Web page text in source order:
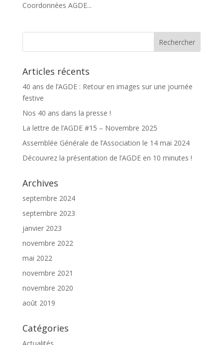
Coordonnées AGDE...
Articles récents
40 ans de l’AGDE : Retour en images sur une journée
festive
Nos 40 ans dans la presse !
La lettre de l’AGDE #15 – Novembre 2025
Assemblée Générale de l’Association le 14 mai 2024
Découvrez la présentation de l’AGDE en 10 minutes !
Archives
septembre 2024
septembre 2023
janvier 2023
novembre 2022
mai 2022
novembre 2021
novembre 2020
août 2019
Catégories